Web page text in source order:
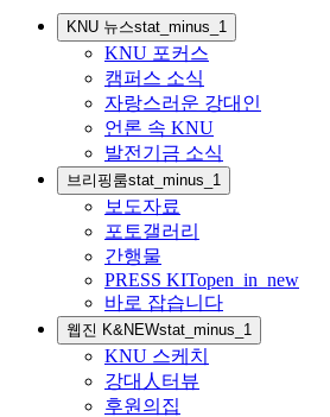
KNU 뉴스stat_minus_1
KNU 포커스
캠퍼스 소식
자랑스러운 강대인
언론 속 KNU
발전기금 소식
브리핑룸stat_minus_1
보도자료
포토갤러리
간행물
PRESS KITopen_in_new
바로 잡습니다
웹진 K&NEWstat_minus_1
KNU 스케치
강대人터뷰
후원의집